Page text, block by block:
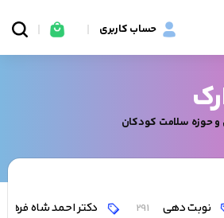
حساب کاربری
و حوزه سلامت کودکان
نوبت دهی 291 دکتر احمد شاه فرهت